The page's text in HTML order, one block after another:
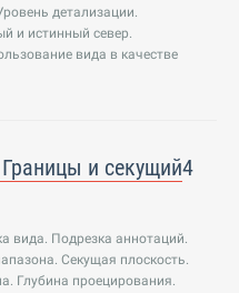
детализации.
и истинный север.
вида в качестве
и секущий4
вида. Подрезка аннотаций.
Секущая плоскость.
Глубина проецирования.